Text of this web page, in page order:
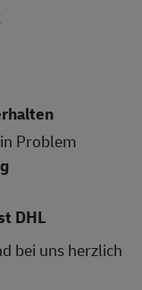
Problem
DHL
bei uns herzlich